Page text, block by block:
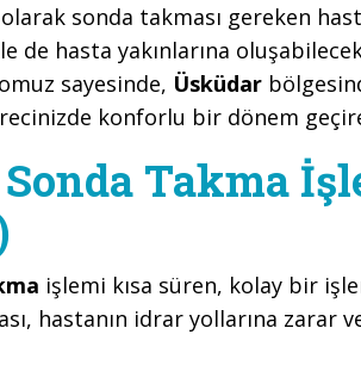
sonda takması gereken
de hasta yakınlarına
sayesinde, Üsküdar
konforlu bir dönem
Takma
işlemi kısa süren, kolay bir
hastanın idrar yollarına zarar